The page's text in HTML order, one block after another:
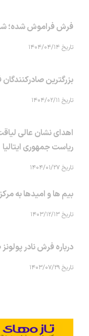
فرش فراموش شده؛
تاریخ ۱۴۰۴/۰۴/۱۴
بزرگترین
تاریخ ۱۴۰۴/۰۲/۱۱
اهدای نشان عالی
ریاست جمهوری ایتالیا
تاریخ ۱۴۰۴/۰۱/۲۷
بیم ها و امیدها به
تاریخ ۱۴۰۳/۱۲/۱۳
درباره فرش نادر
تاریخ ۱۴۰۳/۰۷/۲۹